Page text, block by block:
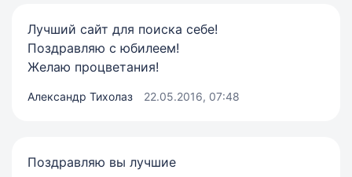
Лучший сайт для поиска себе!
Поздравляю с юбилеем!
Желаю процветания!
Александр Тихолаз 22.05.2016, 07:48
Поздравляю вы лучшие